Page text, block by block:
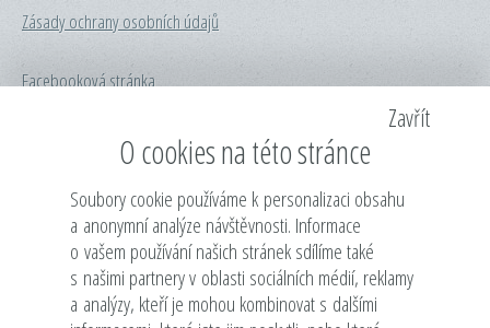
Zásady ochrany osobních údajů
Facebooková stránka
Česká rada dětí a mládeže
Rada dětí a mládeže hl. m. Prahy
Dům zahraniční spolupráce
Min. školství, mládeže a tělovýchovy
Zavřít
O cookies na této stránce
Soubory cookie používáme k personalizaci obsahu
a anonymní analýze návštěvnosti. Informace
o vašem používání našich stránek sdílíme také
s našimi partnery v oblasti sociálních médií, reklamy
a analýzy, kteří je mohou kombinovat s dalšími